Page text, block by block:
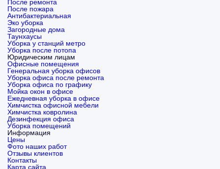
После ремонта
После пожара
Антибактериальная
Эко уборка
Загородные дома
Таунхаусы
Уборка у станций метро
Уборка после потопа
Юридическим лицам
Офисные помещения
Генеральная уборка офисов
Уборка офиса после ремонта
Уборка офиса по графику
Мойка окон в офисе
Ежедневная уборка в офисе
Химчистка офисной мебели
Химчистка ковролина
Дезинфекция офиса
Уборка помещений
Информация
Цены
Фото наших работ
Отзывы клиентов
Контакты
Карта сайта